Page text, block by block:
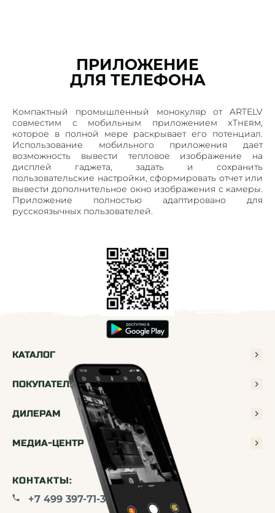
ПРИЛОЖЕНИЕ
ДЛЯ ТЕЛЕФОНА
Компактный промышленный монокуляр от ARTELV
совместим с мобильным приложением xTherm,
которое в полной мере раскрывает его потенциал.
Использование мобильного приложения дает
возможность вывести тепловое изображение на
дисплей гаджета, задать и сохранить
пользовательские настройки, сформировать отчет или
вывести дополнительное окно изображения с камеры.
Приложение полностью адаптировано для
русскоязычных пользователей.
КАТАЛОГ
ПОКУПАТЕЛЯМ
ДИЛЕРАМ
МЕДИА-ЦЕНТР
КОНТАКТЫ:
+7 499 397-71-34